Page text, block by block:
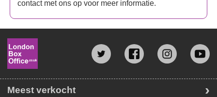
contact met ons op voor meer informatie.
Meest verkocht